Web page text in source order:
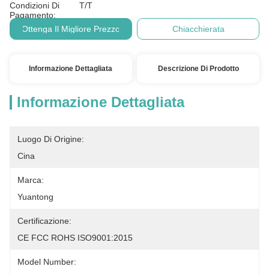
Condizioni Di
Pagamento:
T/T
Ottenga Il Migliore Prezzo Chiacchierata
Informazione Dettagliata Descrizione Di Prodotto
Informazione Dettagliata
Luogo Di Origine:
Cina
Marca:
Yuantong
Certificazione:
CE FCC ROHS ISO9001:2015
Model Number: